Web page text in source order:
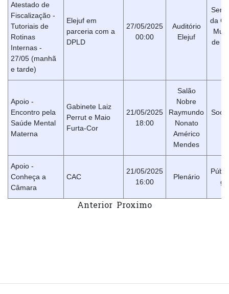
Atestado de
Fiscalização -
Tutoriais de
Rotinas
Internas -
27/05 (manhã
e tarde)
Elejuf em
parceria com a
DPLD
27/05/2025
00:00
Auditório
Elejuf
da
de
Apoio -
Encontro pela
Saúde Mental
Materna
Gabinete Laiz
Perrut e Maio
Furta-Cor
21/05/2025
18:00
Salão
Nobre
Raymundo
Nonato
Américo
Mendes
Apoio -
Conheça a
Câmara
CAC
21/05/2025
16:00
Plenário
Anterior Proximo